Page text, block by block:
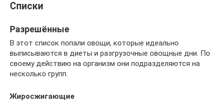
Списки
Разрешённые
В этот список попали овощи, которые идеально
выписываются в диеты и разгрузочные овощные дни. По
своему действию на организм они подразделяются на
несколько групп.
Жиросжигающие